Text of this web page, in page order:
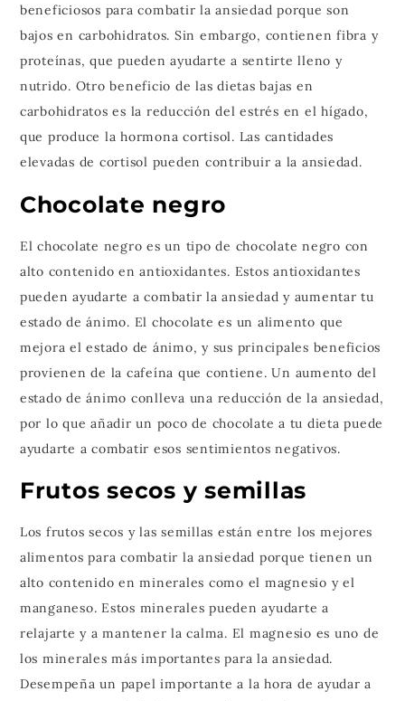
beneficiosos para combatir la ansiedad porque son
bajos en carbohidratos. Sin embargo, contienen fibra y
proteínas, que pueden ayudarte a sentirte lleno y
nutrido. Otro beneficio de las dietas bajas en
carbohidratos es la reducción del estrés en el hígado,
que produce la hormona cortisol. Las cantidades
elevadas de cortisol pueden contribuir a la ansiedad.
Chocolate negro
El chocolate negro es un tipo de chocolate negro con
alto contenido en antioxidantes. Estos antioxidantes
pueden ayudarte a combatir la ansiedad y aumentar tu
estado de ánimo. El chocolate es un alimento que
mejora el estado de ánimo, y sus principales beneficios
provienen de la cafeína que contiene. Un aumento del
estado de ánimo conlleva una reducción de la ansiedad,
por lo que añadir un poco de chocolate a tu dieta puede
ayudarte a combatir esos sentimientos negativos.
Frutos secos y semillas
Los frutos secos y las semillas están entre los mejores
alimentos para combatir la ansiedad porque tienen un
alto contenido en minerales como el magnesio y el
manganeso. Estos minerales pueden ayudarte a
relajarte y a mantener la calma. El magnesio es uno de
los minerales más importantes para la ansiedad.
Desempeña un papel importante a la hora de ayudar a